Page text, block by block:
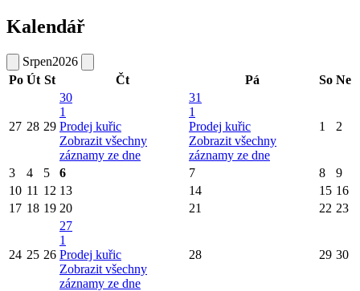
Kalendář
Srpen2026
Po Út St Čt Pá So Ne
27 28 29
30
1
Prodej kuřic
Zobrazit všechny
záznamy ze dne
31
1
Prodej kuřic
Zobrazit všechny
záznamy ze dne
1 2
3 4 5 6 7 8
9
10 11 12 13 14 15 16
17 18 19 20 21 22 23
24 25 26
27
1
Prodej kuřic
Zobrazit všechny
záznamy ze dne
28 29 30